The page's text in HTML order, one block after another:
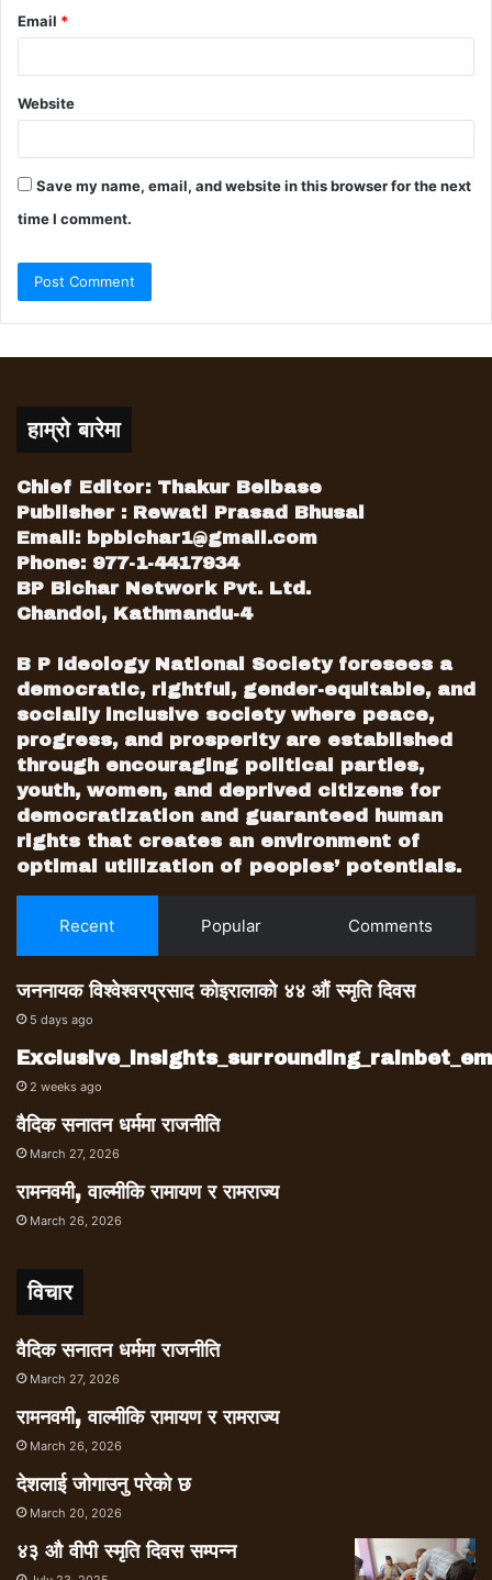
Email *
Website
Save my name, email, and website in this browser for the next
time I comment.
हाम्रो बारेमा
Chief Editor: Thakur Belbase
Publisher : Rewati Prasad Bhusal
Email: bpbichar1@gmail.com
Phone: 977-1-4417934
BP Bichar Network Pvt. Ltd.
Chandol, Kathmandu-4
B P Ideology National Society foresees a
democratic, rightful, gender-equitable, and
socially inclusive society where peace,
progress, and prosperity are established
through encouraging political parties,
youth, women, and deprived citizens for
democratization and guaranteed human
rights that creates an environment of
optimal utilization of peoples’ potentials.
Recent Popular Comments
जननायक विश्वेश्वरप्रसाद कोइरालाको ४४ औं स्मृति दिवस
5 days ago
2 weeks ago
वैदिक सनातन धर्ममा राजनीति
March 27, 2026
रामनवमी, वाल्मीकि रामायण र रामराज्य
March 26, 2026
विचार
वैदिक सनातन धर्ममा राजनीति
March 27, 2026
रामनवमी, वाल्मीकि रामायण र रामराज्य
March 26, 2026
देशलाई जोगाउनु परेको छ
March 20, 2026
४३ औ वीपी स्मृति दिवस सम्पन्न